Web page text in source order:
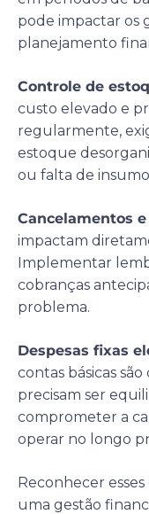
pode impactar os
planejamento
Controle de
custo elevado e
regularmente,
estoque
ou falta de
Cancelamentos
impactam
Implementar
cobranças
problema.
Despesas fixas
contas básicas
precisam ser
comprometer a
operar no longo
Reconhecer
uma gestão